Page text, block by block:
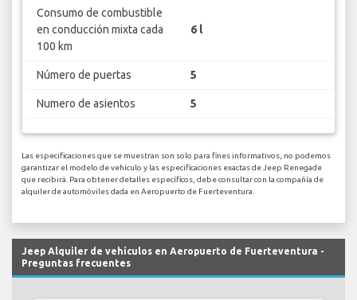
Consumo de combustible
en conducción mixta cada
100 km
6 l
Número de puertas 5
Numero de asientos 5
Las especificaciones que se muestran son solo para fines informativos, no podemos
garantizar el modelo de vehículo y las especificaciones exactas de Jeep Renegade
que recibirá. Para obtener detalles específicos, debe consultar con la compañía de
alquiler de automóviles dada en Aeropuerto de Fuerteventura.
Jeep Alquiler de vehículos en Aeropuerto de Fuerteventura -
Preguntas frecuentes